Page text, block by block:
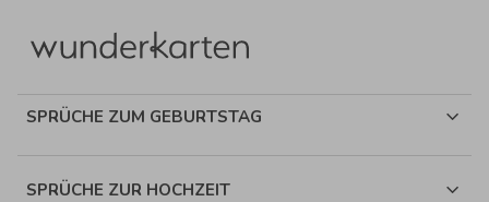
SPRÜCHE ZUM GEBURTSTAG
SPRÜCHE ZUR HOCHZEIT